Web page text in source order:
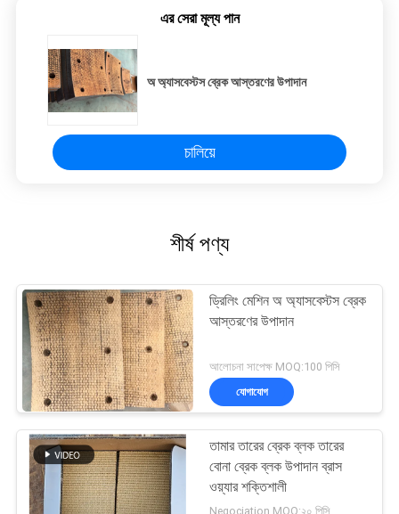
এর সেরা মূল্য পান
অ অ্যাসবেস্টস ব্রেক আস্তরণের উপাদান
চালিয়ে
শীর্ষ পণ্য
ড্রিলিং মেশিন অ অ্যাসবেস্টস ব্রেক
আস্তরণের উপাদান
আলোচনা সাপেক্ষ MOQ:100 পিসি
যোগাযোগ
তামার তারের ব্রেক ব্লক তারের
বোনা ব্রেক ব্লক উপাদান ব্রাস
ওয়্যার শক্তিশালী
Negociation MOQ:২০ পিসি